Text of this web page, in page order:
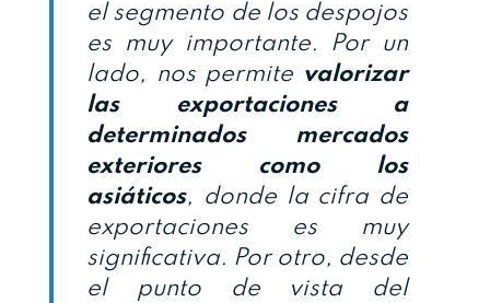
el segmento de los despojos
es muy importante. Por un
lado, nos permite valorizar
las exportaciones a
determinados mercados
exteriores como los
asiáticos, donde la cifra de
exportaciones es muy
significativa. Por otro, desde
el punto de vista del